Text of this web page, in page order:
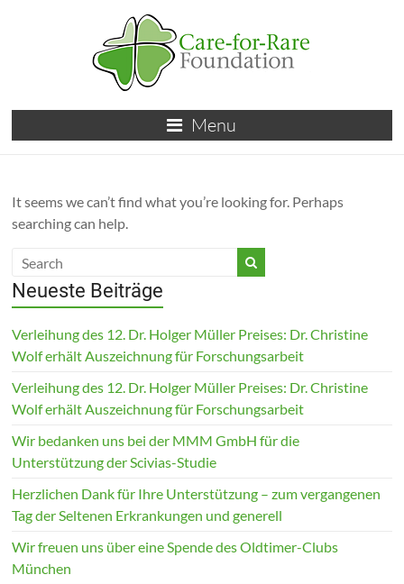
Care-
for-
Foundation
für
Kinder
mit
seltenen
Erkrankungen
Sie
uns,
den
Waisen
Medizin
zu
Menu
It seems we can’t find what you’re looking for. Perhaps
searching can help.
Neueste Beiträge
Verleihung des 12. Dr. Holger Müller Preises: Dr. Christine
Wolf erhält Auszeichnung für Forschungsarbeit
Verleihung des 12. Dr. Holger Müller Preises: Dr. Christine
Wolf erhält Auszeichnung für Forschungsarbeit
Wir bedanken uns bei der MMM GmbH für die
Unterstützung der Scivias-Studie
Herzlichen Dank für Ihre Unterstützung – zum vergangenen
Tag der Seltenen Erkrankungen und generell
Wir freuen uns über eine Spende des Oldtimer-Clubs
München